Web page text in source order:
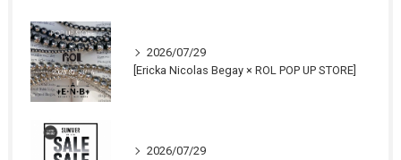
2026/07/29
[Ericka Nicolas Begay × ROL POP UP STORE]
2026/07/29